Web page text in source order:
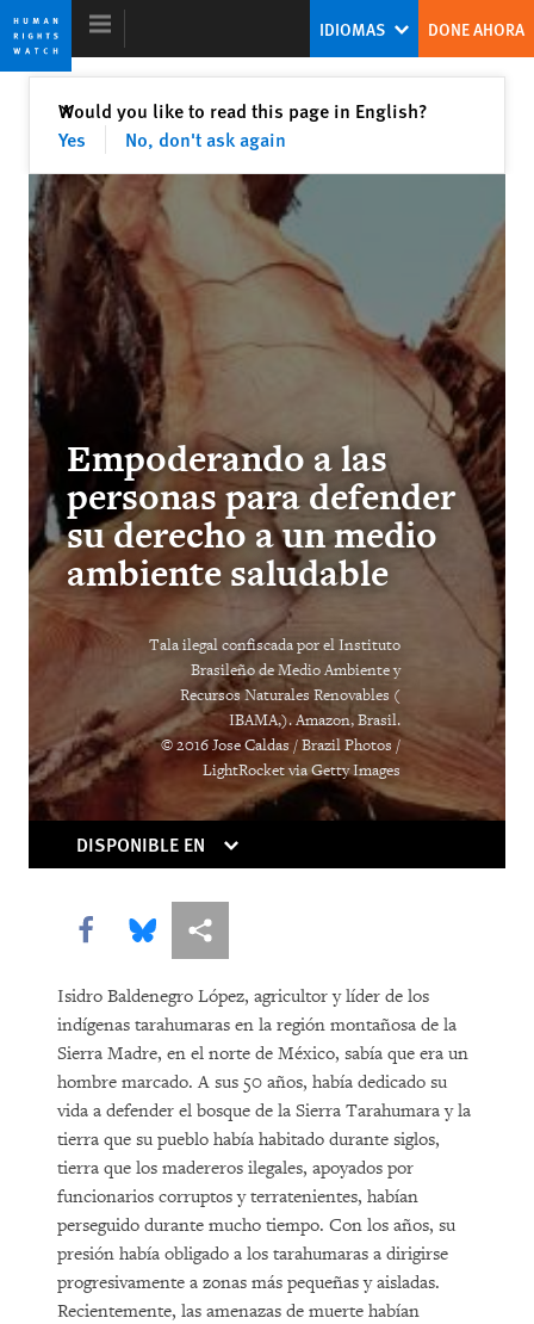
Skip
to
cookie
privacy
Skip
to
main
content
Informe Mundial 2018
La resistencia contra el desafío
populista
Kenneth Roth
Ex director ejecutivo
Ending the Intersex Exception
“Soon There Won’t Be Much to Hide”
Earth Matters
IDIOMAS DONE AHORA
Would you like to read this page in English?
Yes
No, don't ask again
✕Cerrar
Empoderando a las
personas para defender
su derecho a un medio
ambiente saludable
Tala ilegal confiscada por el Instituto
Brasileño de Medio Ambiente y
Recursos Naturales Renovables (
IBAMA,). Amazon, Brasil.
© 2016 Jose Caldas / Brazil Photos /
LightRocket via Getty Images
DISPONIBLE EN
Share this via Facebook
Share this via Bluesky
Share this via Compartir
Isidro Baldenegro López, agricultor y líder de los
indígenas tarahumaras en la región montañosa de la
Sierra Madre, en el norte de México, sabía que era un
hombre marcado. A sus 50 años, había dedicado su
vida a defender el bosque de la Sierra Tarahumara y la
tierra que su pueblo había habitado durante siglos,
tierra que los madereros ilegales, apoyados por
funcionarios corruptos y terratenientes, habían
perseguido durante mucho tiempo. Con los años, su
presión había obligado a los tarahumaras a dirigirse
progresivamente a zonas más pequeñas y aisladas.
Recientemente, las amenazas de muerte habían